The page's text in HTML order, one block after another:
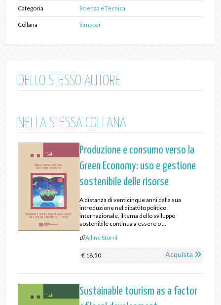
Categoria Scienza e Tecnica
Collana Simposi
DELLO STESSO AUTORE
NELLA STESSA COLLANA
Produzione e consumo verso la
Green Economy: uso e gestione
sostenibile delle risorse
A distanza di venticinque anni dalla sua
introduzione nel dibattito politico
internazionale, il tema dello sviluppo
sostenibile continua a essere o ...
diAlline Storni
€ 18,50 Acquista
Sustainable tourism as a factor